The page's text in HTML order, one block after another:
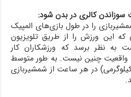
سوزاندن کالری در بدن شود:
را در طول بازی‌های المپیک
که این ورزش را از طریق تلویزیون
به نظر برسد که ورزشکاران کار
واقعیت چنین نیست. به طور متوسط
خانم ۱۵۰ پوندی(۶۸ کیلوگرمی) در هر ساعت از شمشیربازی